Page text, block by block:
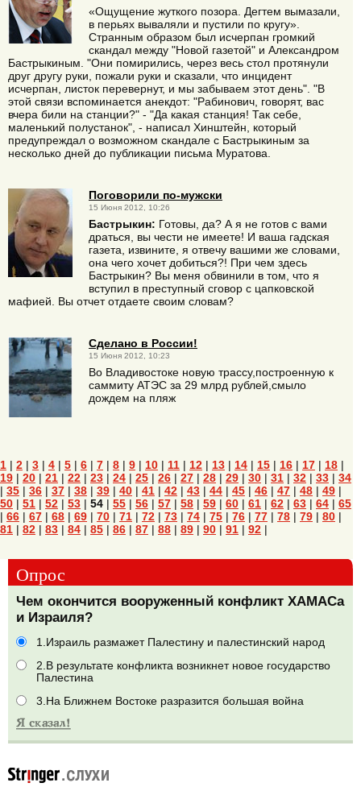
«Ощущение жуткого позора. Дегтем вымазали,
в перьях вываляли и пустили по кругу».
Странным образом был исчерпан громкий
скандал между "Новой газетой" и Александром
Бастрыкиным. "Они помирились, через весь стол протянули
друг другу руки, пожали руки и сказали, что инцидент
исчерпан, листок перевернут, и мы забываем этот день". "В
этой связи вспоминается анекдот: "Рабинович, говорят, вас
вчера били на станции?" - "Да какая станция! Так себе,
маленький полустанок", - написал Хинштейн, который
предупреждал о возможном скандале с Бастрыкиным за
несколько дней до публикации письма Муратова.
Поговорили по-мужски
15 Июня 2012, 10:26
Бастрыкин: Готовы, да? А я не готов с вами
драться, вы чести не имеете! И ваша гадская
газета, извините, я отвечу вашими же словами,
она чего хочет добиться?! При чем здесь
Бастрыкин? Вы меня обвинили в том, что я
вступил в преступный сговор с цапковской
мафией. Вы отчет отдаете своим словам?
Сделано в России!
15 Июня 2012, 10:23
Во Владивостоке новую трассу,построенную к
саммиту АТЭС за 29 млрд рублей,смыло
дождем на пляж
1 | 2 | 3 | 4 | 5 | 6 | 7 | 8 | 9 | 10 | 11 | 12 | 13 | 14 | 15 | 16 | 17 | 18 |
19 | 20 | 21 | 22 | 23 | 24 | 25 | 26 | 27 | 28 | 29 | 30 | 31 | 32 | 33 | 34
| 35 | 36 | 37 | 38 | 39 | 40 | 41 | 42 | 43 | 44 | 45 | 46 | 47 | 48 | 49 |
50 | 51 | 52 | 53 | 54 | 55 | 56 | 57 | 58 | 59 | 60 | 61 | 62 | 63 | 64 | 65
| 66 | 67 | 68 | 69 | 70 | 71 | 72 | 73 | 74 | 75 | 76 | 77 | 78 | 79 | 80 |
81 | 82 | 83 | 84 | 85 | 86 | 87 | 88 | 89 | 90 | 91 | 92 |
Опрос
Чем окончится вооруженный конфликт ХАМАСа
и Израиля?
1.Израиль размажет Палестину и палестинский народ
2.В результате конфликта возникнет новое государство
Палестина
3.На Ближнем Востоке разразится большая война